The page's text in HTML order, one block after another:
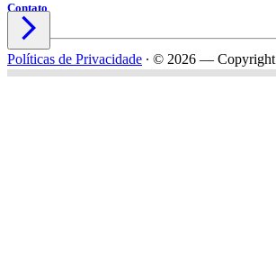
Contato

Políticas de Privacidade ∙ © 2026 — Copyright